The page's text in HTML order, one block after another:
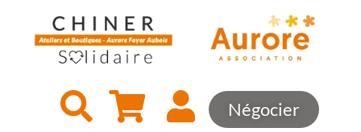
Négocier